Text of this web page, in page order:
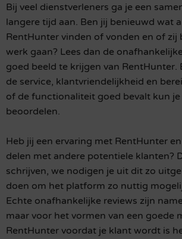
Bij veel dienstverleners ga je een
langere tijd aan. Ben jij benieuwd wat
RentHunter vinden of vonden en of zij
werk gaan? Lees dan de
goed beeld te krijgen van RentHunter.
de service, klantvriendelijkheid en
of de functionaliteit goed bevalt kun
beoordelen.
Heb jij een ervaring met RentHunter
delen met andere potentiele klanten?
schrijven, we nodigen je uit dit zo
doen om het platform zo nuttig
Echte onafhankelijke reviews zijn
maar voor het vormen van een goede
RentHunter voordat je klant wordt is